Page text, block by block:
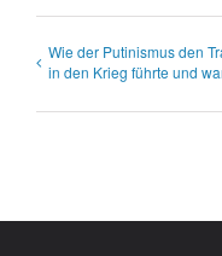
Wie der Putinismus den
in den Krieg führte und